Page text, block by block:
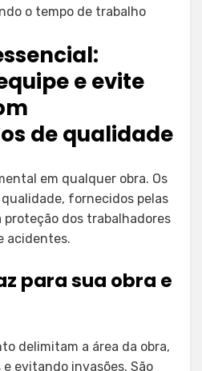
o tempo de trabalho
e evite
de qualidade
em qualquer obra. Os
fornecidos pelas
proteção dos trabalhadores
acidentes.
para sua obra e
delimitam a área da obra,
evitando invasões. São